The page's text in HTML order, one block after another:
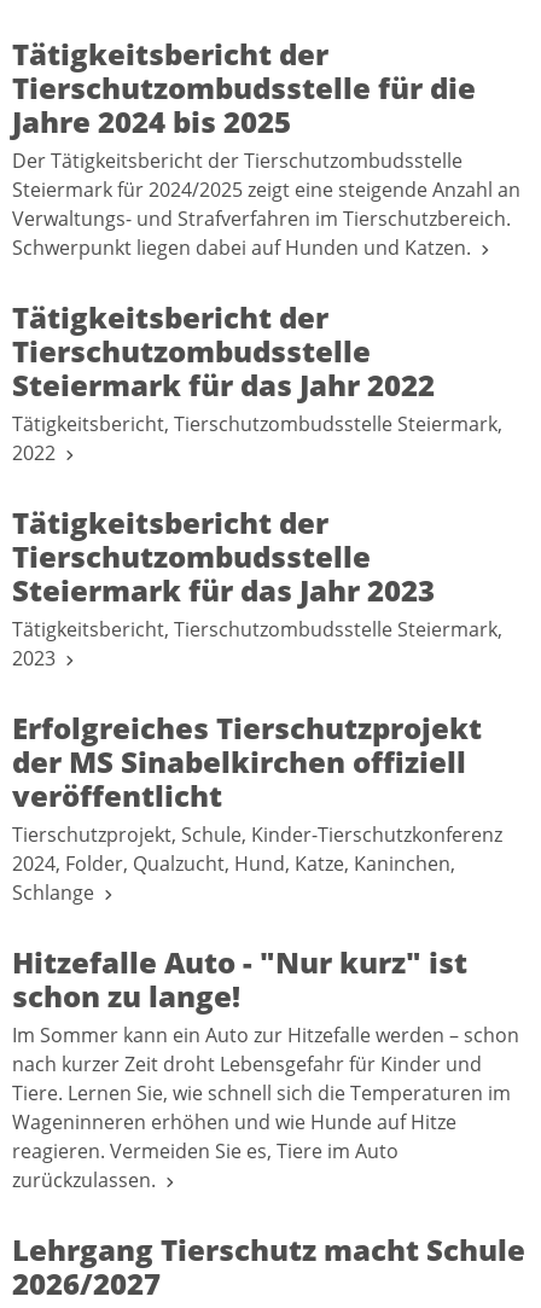
Tätigkeitsbericht der
Tierschutzombudsstelle für die
Jahre 2024 bis 2025
Der Tätigkeitsbericht der Tierschutzombudsstelle
Steiermark für 2024/2025 zeigt eine steigende Anzahl an
Verwaltungs- und Strafverfahren im Tierschutzbereich.
Schwerpunkt liegen dabei auf Hunden und Katzen.
Tätigkeitsbericht der
Tierschutzombudsstelle
Steiermark für das Jahr 2022
Tätigkeitsbericht, Tierschutzombudsstelle Steiermark,
2022
Tätigkeitsbericht der
Tierschutzombudsstelle
Steiermark für das Jahr 2023
Tätigkeitsbericht, Tierschutzombudsstelle Steiermark,
2023
Erfolgreiches Tierschutzprojekt
der MS Sinabelkirchen offiziell
veröffentlicht
Tierschutzprojekt, Schule, Kinder-Tierschutzkonferenz
2024, Folder, Qualzucht, Hund, Katze, Kaninchen,
Schlange
Hitzefalle Auto - "Nur kurz" ist
schon zu lange!
Im Sommer kann ein Auto zur Hitzefalle werden – schon
nach kurzer Zeit droht Lebensgefahr für Kinder und
Tiere. Lernen Sie, wie schnell sich die Temperaturen im
Wageninneren erhöhen und wie Hunde auf Hitze
reagieren. Vermeiden Sie es, Tiere im Auto
zurückzulassen.
Lehrgang Tierschutz macht Schule
2026/2027